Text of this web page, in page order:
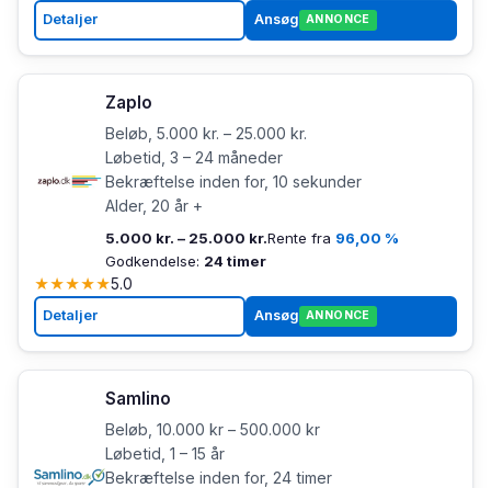
Detaljer Ansøg ANNONCE
Zaplo
Beløb, 5.000 kr. – 25.000 kr.
Løbetid, 3 – 24 måneder
Bekræftelse inden for, 10 sekunder
Alder, 20 år +
5.000 kr. – 25.000 kr.Rente fra 96,00 %
Godkendelse: 24 timer
★★★★★5.0
Detaljer Ansøg ANNONCE
Samlino
Beløb, 10.000 kr – 500.000 kr
Løbetid, 1 – 15 år
Bekræftelse inden for, 24 timer